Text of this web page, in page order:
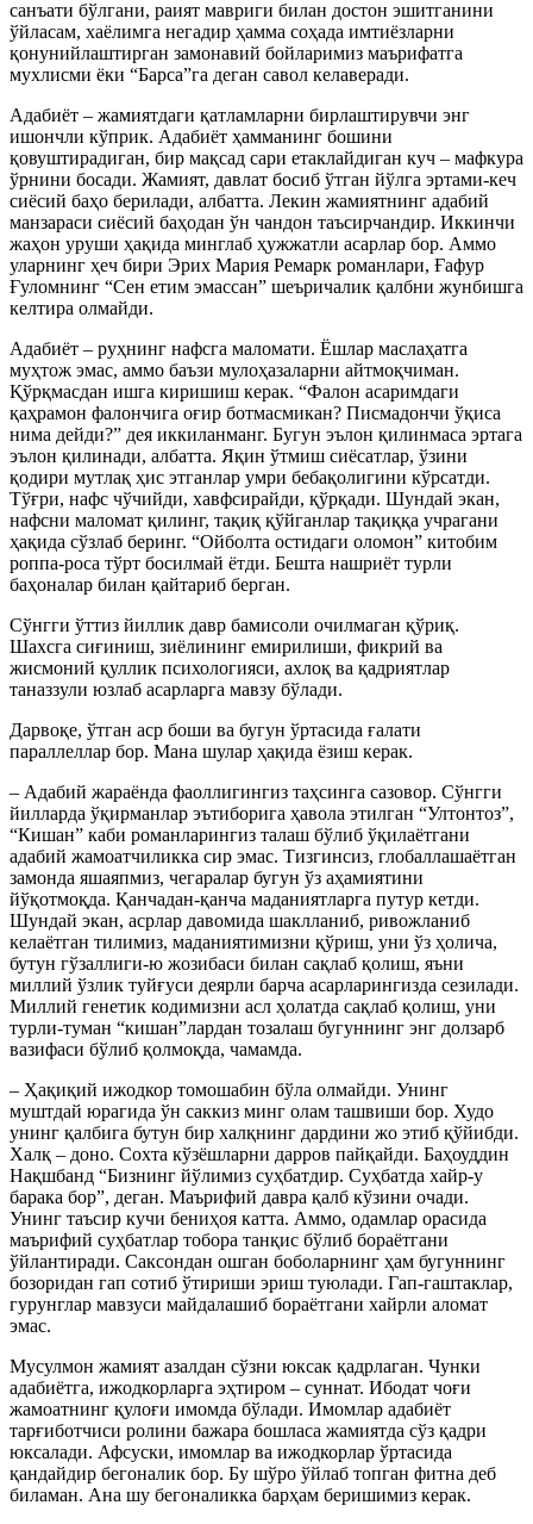
санъати бўлгани, раият мавриги билан достон эшитганини
ўйласам, хаёлимга негадир ҳамма соҳада имтиёзларни
қонунийлаштирган замонавий бойларимиз маърифатга
мухлисми ёки “Барса”га деган савол келаверади.
Адабиёт – жамиятдаги қатламларни бирлаштирувчи энг
ишончли кўприк. Адабиёт ҳамманинг бошини
қовуштирадиган, бир мақсад сари етаклайдиган куч – мафкура
ўрнини босади. Жамият, давлат босиб ўтган йўлга эртами-кеч
сиёсий баҳо берилади, албатта. Лекин жамиятнинг адабий
манзараси сиёсий баҳодан ўн чандон таъсирчандир. Иккинчи
жаҳон уруши ҳақида минглаб ҳужжатли асарлар бор. Аммо
уларнинг ҳеч бири Эрих Мария Ремарк романлари, Ғафур
Ғуломнинг “Сен етим эмассан” шеъричалик қалбни жунбишга
келтира олмайди.
Адабиёт – руҳнинг нафсга маломати. Ёшлар маслаҳатга
муҳтож эмас, аммо баъзи мулоҳазаларни айтмоқчиман.
Қўрқмасдан ишга киришиш керак. “Фалон асаримдаги
қаҳрамон фалончига оғир ботмасмикан? Писмадончи ўқиса
нима дейди?” дея иккиланманг. Бугун эълон қилинмаса эртага
эълон қилинади, албатта. Яқин ўтмиш сиёсатлар, ўзини
қодири мутлақ ҳис этганлар умри бебақолигини кўрсатди.
Тўғри, нафс чўчийди, хавфсирайди, қўрқади. Шундай экан,
нафсни маломат қилинг, тақиқ қўйганлар тақиққа учрагани
ҳақида сўзлаб беринг. “Ойболта остидаги оломон” китобим
роппа-роса тўрт босилмай ётди. Бешта нашриёт турли
баҳоналар билан қайтариб берган.
Сўнгги ўттиз йиллик давр бамисоли очилмаган қўриқ.
Шахсга сиғиниш, зиёлининг емирилиши, фикрий ва
жисмоний қуллик психологияси, ахлоқ ва қадриятлар
таназзули юзлаб асарларга мавзу бўлади.
Дарвоқе, ўтган аср боши ва бугун ўртасида ғалати
параллеллар бор. Мана шулар ҳақида ёзиш керак.
– Адабий жараёнда фаоллигингиз таҳсинга сазовор. Сўнгги
йилларда ўқирманлар эътиборига ҳавола этилган “Ултонтоз”,
“Кишан” каби романларингиз талаш бўлиб ўқилаётгани
адабий жамоатчиликка сир эмас. Тизгинсиз, глобаллашаётган
замонда яшаяпмиз, чегаралар бугун ўз аҳамиятини
йўқотмоқда. Қанчадан-қанча маданиятларга путур кетди.
Шундай экан, асрлар давомида шаклланиб, ривожланиб
келаётган тилимиз, маданиятимизни қўриш, уни ўз ҳолича,
бутун гўзаллиги-ю жозибаси билан сақлаб қолиш, яъни
миллий ўзлик туйғуси деярли барча асарларингизда сезилади.
Миллий генетик кодимизни асл ҳолатда сақлаб қолиш, уни
турли-туман “кишан”лардан тозалаш бугуннинг энг долзарб
вазифаси бўлиб қолмоқда, чамамда.
– Ҳақиқий ижодкор томошабин бўла олмайди. Унинг
муштдай юрагида ўн саккиз минг олам ташвиши бор. Худо
унинг қалбига бутун бир халқнинг дардини жо этиб қўйибди.
Халқ – доно. Сохта кўзёшларни дарров пайқайди. Баҳоуддин
Нақшбанд “Бизнинг йўлимиз суҳбатдир. Суҳбатда хайр-у
барака бор”, деган. Маърифий давра қалб кўзини очади.
Унинг таъсир кучи бениҳоя катта. Аммо, одамлар орасида
маърифий суҳбатлар тобора танқис бўлиб бораётгани
ўйлантиради. Саксондан ошган боболарнинг ҳам бугуннинг
бозоридан гап сотиб ўтириши эриш туюлади. Гап-гаштаклар,
гурунглар мавзуси майдалашиб бораётгани хайрли аломат
эмас.
Мусулмон жамият азалдан сўзни юксак қадрлаган. Чунки
адабиётга, ижодкорларга эҳтиром – суннат. Ибодат чоғи
жамоатнинг қулоғи имомда бўлади. Имомлар адабиёт
тарғиботчиси ролини бажара бошласа жамиятда сўз қадри
юксалади. Афсуски, имомлар ва ижодкорлар ўртасида
қандайдир бегоналик бор. Бу шўро ўйлаб топган фитна деб
биламан. Ана шу бегоналикка барҳам беришимиз керак.